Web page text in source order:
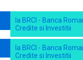
la BRCI - Banca
Credite si Investitii
la BRCI - Banca
Credite si Investitii